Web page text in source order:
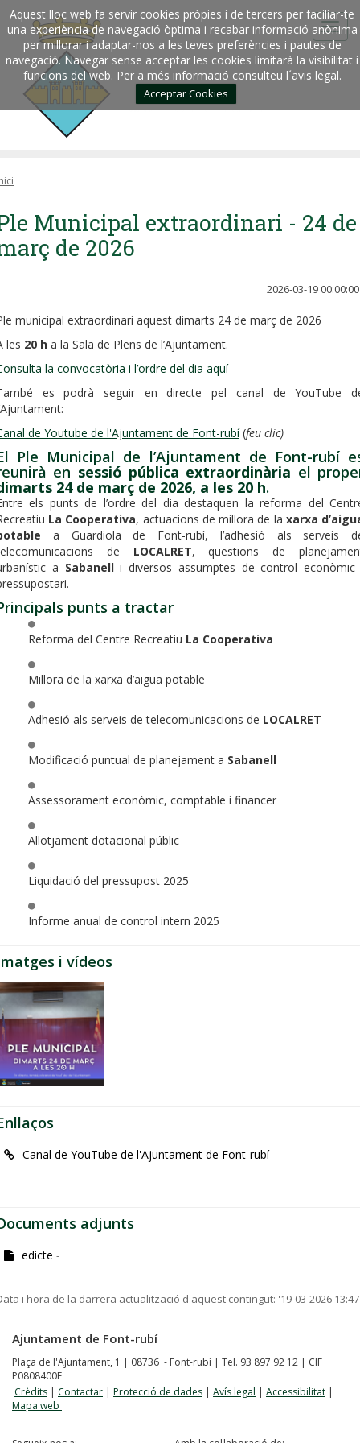
Aquest lloc web fa servir cookies pròpies i de tercers per faciliar-te
una experiència de navegació òptima i recabar informació anònima
per millorar i adaptar-nos a les teves preferències i pautes de
navegació. Navegar sense acceptar les cookies limitarà la visibilitat i
funcions del web. Per a més informació consulteu l´avis legal.
Acceptar Cookies
Municipal extraordinari - 24 de
de 2026
2026-03-19 00:00:00
municipal extraordinari aquest dimarts 24 de març de 2026
les 20 h a la Sala de Plens de l’Ajuntament.
la convocatòria i l’ordre del dia aquí
es podrà seguir en directe pel canal de YouTube
de Youtube de l'Ajuntament de Font-rubí(feu clic)
Ple Municipal de l’Ajuntament de Font-rubí
en sessió pública extraordinària el
24 de març de 2026, a les 20 h.
els punts de l’ordre del dia destaquen la reforma del
La Cooperativa, actuacions de millora de la xarxa
a Guardiola de Font-rubí, l’adhesió als serveis
de LOCALRET, qüestions de
a Sabanelli diversos assumptes de control econòmic
punts a tractar
Reforma del Centre Recreatiu La Cooperativa
Millora de la xarxa d’aigua potable
Adhesió als serveis de telecomunicacions de LOCALRET
Modificació puntual de planejament a Sabanell
Assessorament econòmic, comptable i financer
Allotjament dotacional públic
Liquidació del pressupost 2025
Informe anual de control intern 2025
i vídeos
Canal de YouTube de l'Ajuntament de Font-rubí
adjunts
edicte -
i hora de la darrera actualització d'aquest contingut: '19-03-2026 13:47
Ajuntament de Font-rubí
Plaça de l'Ajuntament, 1 | 08736 - Font-rubí | Tel. 93 897 92 12 | CIF
P0808400F
Crèdits | Contactar | Protecció de dades | Avís legal | Accessibilitat |
Mapa web